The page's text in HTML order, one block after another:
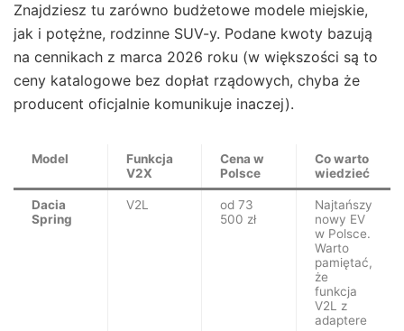
Znajdziesz tu zarówno budżetowe modele miejskie,
jak i potężne, rodzinne SUV-y. Podane kwoty bazują
na cennikach z marca 2026 roku (w większości są to
ceny katalogowe bez dopłat rządowych, chyba że
producent oficjalnie komunikuje inaczej).
Model
Funkcja
V2X
Cena w
Polsce
Co warto
wiedzieć
Dacia
Spring
V2L
od 73
500 zł
Najtańszy
nowy EV
w Polsce.
Warto
pamiętać,
że
funkcja
V2L z
adaptere